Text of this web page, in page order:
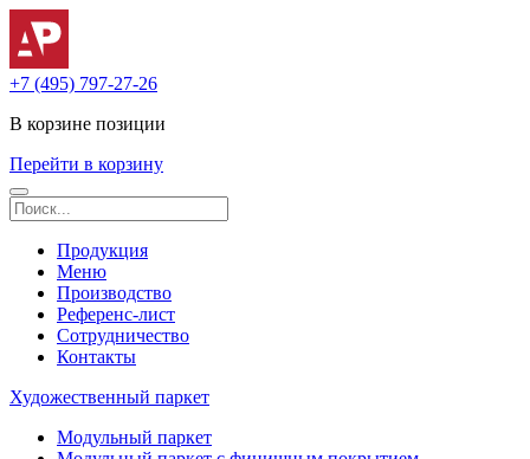
+7 (495) 797-27-26
В корзине позиции
Перейти в корзину
Продукция
Меню
Производство
Референс-лист
Сотрудничество
Контакты
Художественный паркет
Модульный паркет